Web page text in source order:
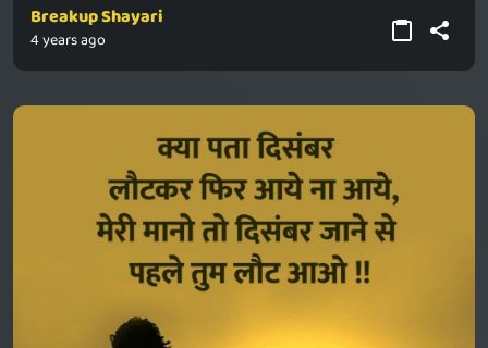
Breakup Shayari
4 years ago